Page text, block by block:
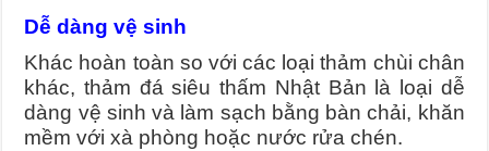
Dễ dàng vệ sinh
Khác hoàn toàn so với các loại thảm chùi chân
khác, thảm đá siêu thấm Nhật Bản là loại dễ
dàng vệ sinh và làm sạch bằng bàn chải, khăn
mềm với xà phòng hoặc nước rửa chén.